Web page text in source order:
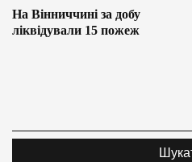
На Вінниччині за добу
ліквідували 15 пожеж